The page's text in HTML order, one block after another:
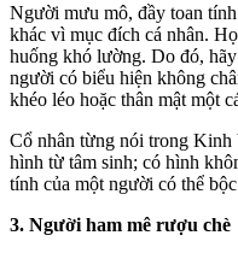
Người mưu mô, đầy toan
khác vì mục đích cá nhân.
huống khó lường. Do đó,
người có biểu hiện không
khéo léo hoặc thân mật một
Cổ nhân từng nói trong
hình từ tâm sinh; có hình
tính của một người có thể
3. Người ham mê rượu chè